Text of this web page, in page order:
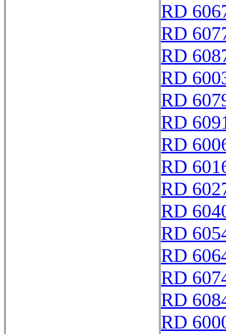
RD
RD
RD
RD
RD
RD
RD
RD
RD
RD
RD
RD
RD
RD
RD